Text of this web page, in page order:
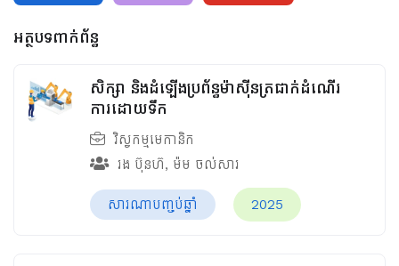
អត្ថបទពាក់ព័ន្ធ
សិក្សា និងដំឡើងប្រព័ន្ធម៉ាស៊ីនត្រជាក់ដំណើរ
ការដោយទឹក
វិស្វកម្មមេកានិក
រង ប៊ុនហ៊, ម៉ម ចល់សារ
សារណាបញ្ចប់ឆ្នាំ 2025